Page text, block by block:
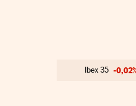
Ibex 35 -